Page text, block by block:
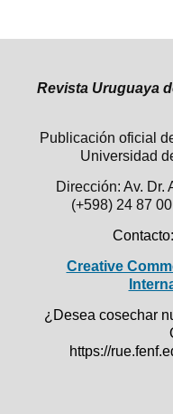
Revista Uruguaya
Publicación oficial
Universidad
Dirección: Av. Dr.
(+598) 24 87
Contacto:
Creative
¿Desea cosechar
https://